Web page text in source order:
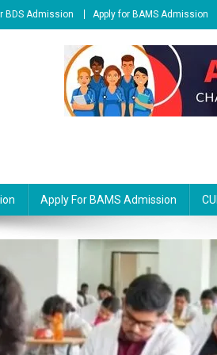
BDS Admission Apply for BAMS Admission
Apply For BAMS Admission